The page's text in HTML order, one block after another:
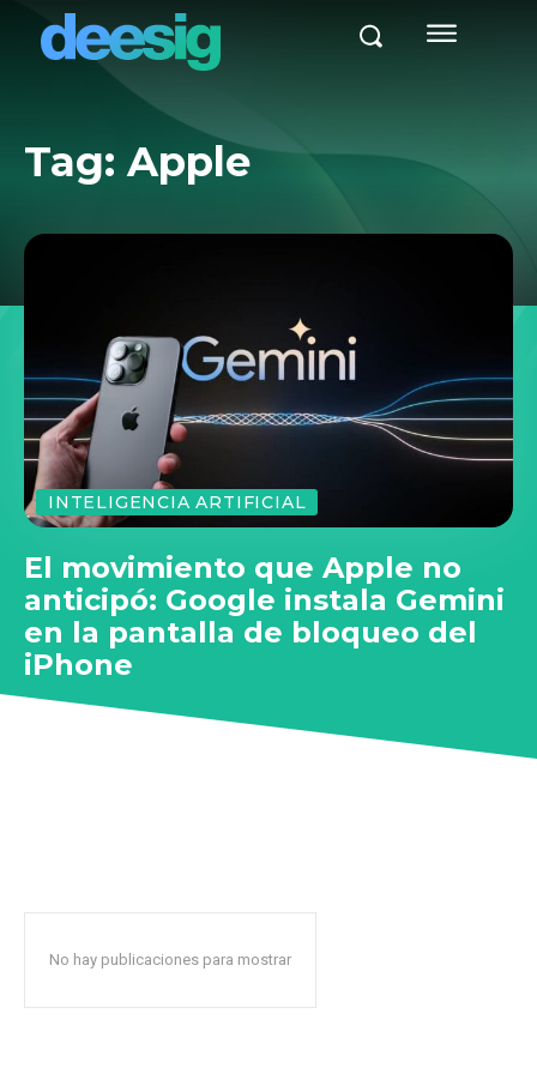
Tag:Apple
INTELIGENCIA ARTIFICIAL
El movimiento que Apple no
anticipó: Google instala Gemini
en la pantalla de bloqueo del
iPhone
No hay publicaciones para mostrar